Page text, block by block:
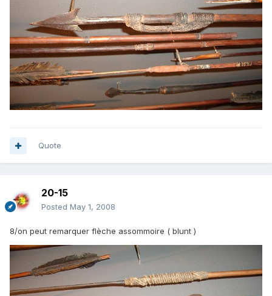
Quote
20-15
Posted May 1, 2008
8/on peut remarquer flèche assommoire ( blunt )